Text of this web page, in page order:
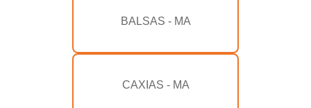
BALSAS - MA
CAXIAS - MA